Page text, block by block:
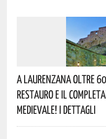
A Laurenzana Oltre
Restauro E Il
Medievale! I Dettagli